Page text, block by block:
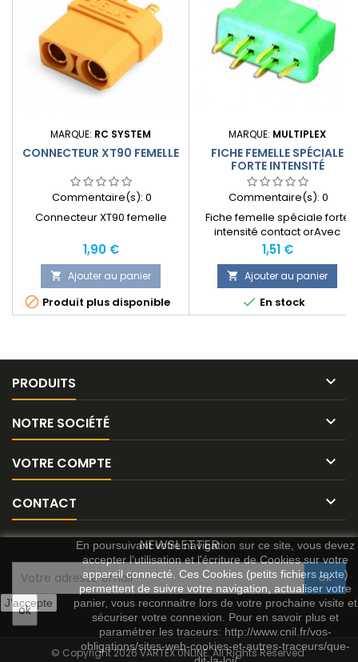
MARQUE: RC SYSTEM
CONNECTEUR XT90 FEMELLE
Commentaire(s): 0
Connecteur XT90 femelle
Prix
1,90 €
 Ajouter au panier
 Produit plus disponible
MARQUE: MULTIPLEX
FICHE FEMELLE SPÉCIALE
FORTE INTENSITÉ
Commentaire(s): 0
Fiche femelle spéciale forte
intensité contact orAvec
détrompeur, polyvalent, de
faible encombrement. Pour
des intensités de 35 A (60 A
pour une durée de 30 sec.),
connexion 2 x 3 plots entre
accu de propulsion et
Prix
1,51 €
 Ajouter au panier
 En stock
PRODUITS 
NOTRE SOCIÉTÉ 
VOTRE COMPTE 
CONTACT 
J'accepte
En poursuivant votre navigation sur ce site, vous devez
accepter l’utilisation et l'écriture de Cookies sur votre
appareil connecté. Ces Cookies (petits fichiers texte)
permettent de suivre votre navigation, actualiser votre
panier, vous reconnaitre lors de votre prochaine visite et
sécuriser votre connexion. Pour en savoir plus et
paramétrer les traceurs: http://www.cnil.fr/vos-
obligations/sites-web-cookies-et-autres-traceurs/que-
NEWSLETTER
© Copyright 2026 VARTEX 0NLINE. All Rights Reserved.